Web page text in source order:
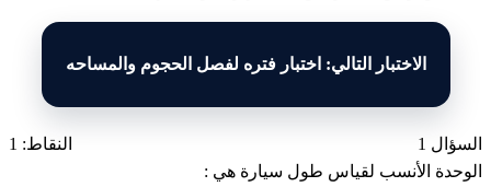
الاختبار التالي: اختبار فتره لفصل الحجوم والمساحه
السؤال 1
النقاط: 1
الوحدة الأنسب لقياس طول سيارة هي :